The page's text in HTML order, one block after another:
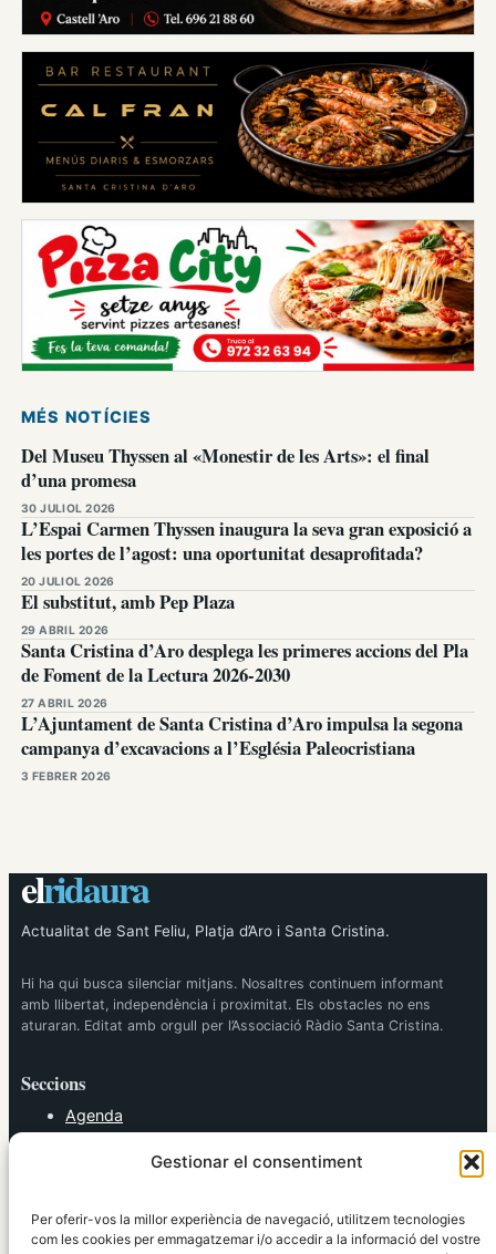
Gestionar el consentiment
Per oferir-vos la millor experiència de navegació, utilitzem tecnologies
com les cookies per emmagatzemar i/o accedir a la informació del vostre
MÉS NOTÍCIES
Del Museu Thyssen al «Monestir de les Arts»: el final
d’una promesa
30 JULIOL 2026
L’Espai Carmen Thyssen inaugura la seva gran exposició a
les portes de l’agost: una oportunitat desaprofitada?
20 JULIOL 2026
El substitut, amb Pep Plaza
29 ABRIL 2026
Santa Cristina d’Aro desplega les primeres accions del Pla
de Foment de la Lectura 2026-2030
27 ABRIL 2026
L’Ajuntament de Santa Cristina d’Aro impulsa la segona
campanya d’excavacions a l’Església Paleocristiana
3 FEBRER 2026
elridaura
Actualitat de Sant Feliu, Platja d’Aro i Santa Cristina.
Hi ha qui busca silenciar mitjans. Nosaltres continuem informant
amb llibertat, independència i proximitat. Els obstacles no ens
aturaran. Editat amb orgull per l’Associació Ràdio Santa Cristina.
Seccions
Agenda
Política
Societat